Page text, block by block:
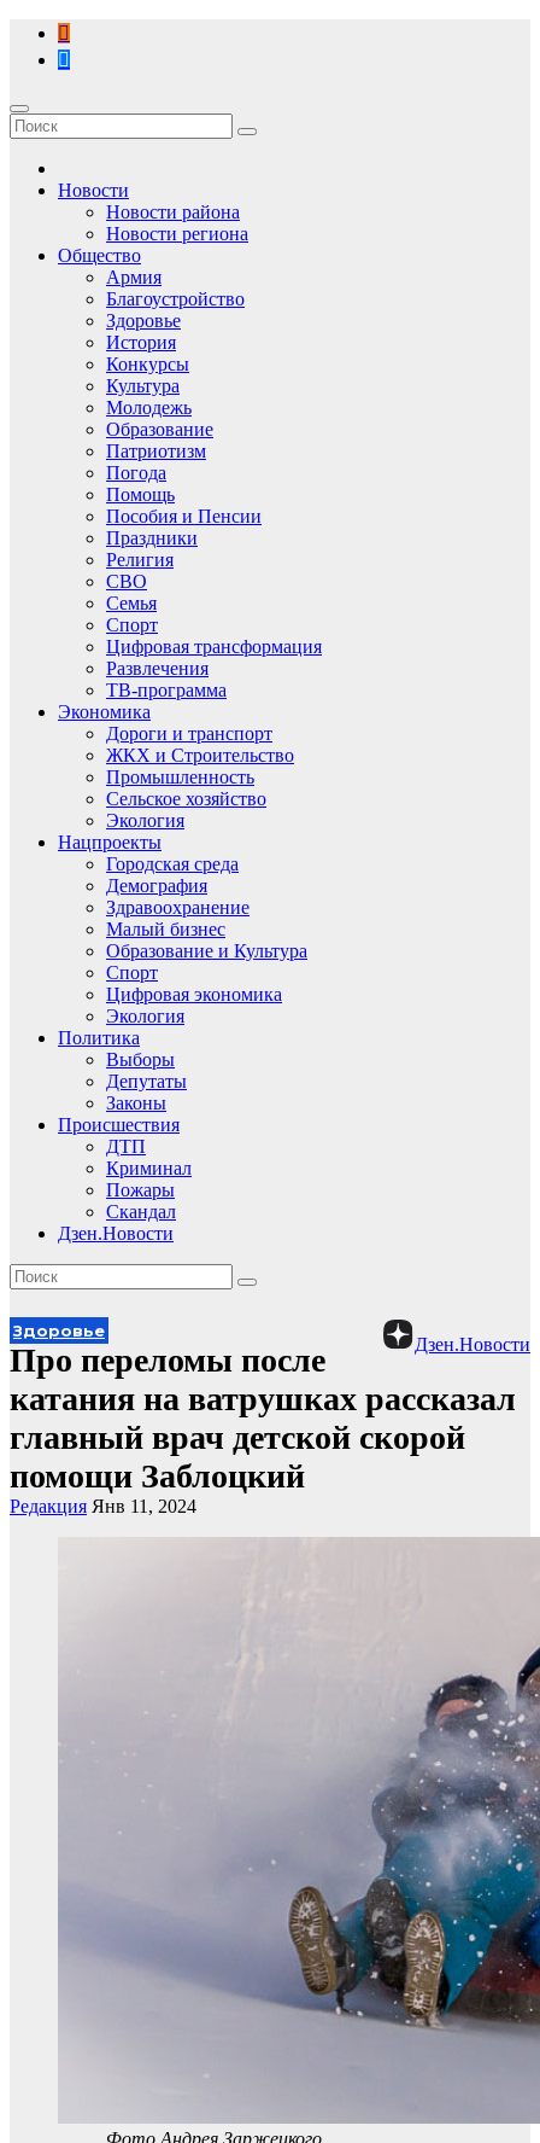
Перейти
содержимому
Новости
Новости района
Новости региона
Общество
Армия
Благоустройство
Здоровье
История
Конкурсы
Культура
Молодежь
Образование
Патриотизм
Погода
Помощь
Пособия и Пенсии
Праздники
Религия
СВО
Семья
Спорт
Цифровая трансформация
Развлечения
ТВ-программа
Экономика
Дороги и транспорт
ЖКХ и Строительство
Промышленность
Сельское хозяйство
Экология
Нацпроекты
Городская среда
Демография
Здравоохранение
Малый бизнес
Образование и Культура
Спорт
Цифровая экономика
Экология
Политика
Выборы
Депутаты
Законы
Происшествия
ДТП
Криминал
Пожары
Скандал
Дзен.Новости
Дзен.Новости
Здоровье
Про переломы после
катания на ватрушках рассказал
главный врач детской скорой
помощи Заблоцкий
Редакция Янв 11, 2024
Фото Андрея Заржецкого